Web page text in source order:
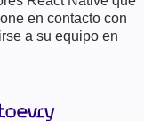
en contacto con
a su equipo en